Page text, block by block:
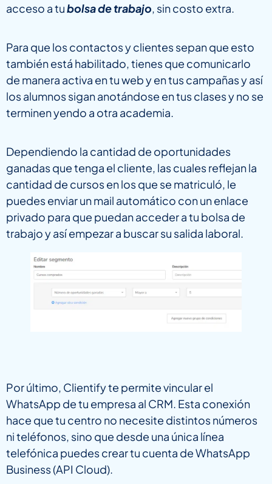
acceso a tubolsa de trabajo, sin costo extra.
Para que los contactos y clientes sepan que esto
también está habilitado, tienes que comunicarlo
de manera activa en tu web y en tus campañas y así
los alumnos sigan anotándose en tus clases y no se
terminen yendo a otra academia.
Dependiendo la cantidad de oportunidades
ganadas que tenga el cliente, las cuales reflejan la
cantidad de cursos en los que se matriculó, le
puedes enviar un mail automático con un enlace
privado para que puedan acceder a tu bolsa de
trabajo y así empezar a buscar su salida laboral.
Por último, Clientify te permite vincular el
WhatsApp de tu empresa al CRM. Esta conexión
hace que tu centro no necesite distintos números
ni teléfonos, sino que desde una única línea
telefónica puedes crear tu cuenta de WhatsApp
Business (API Cloud).